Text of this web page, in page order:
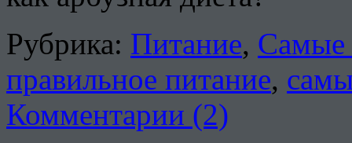
Рубрика: Питание, Самые
правильное питание,
Комментарии (2)